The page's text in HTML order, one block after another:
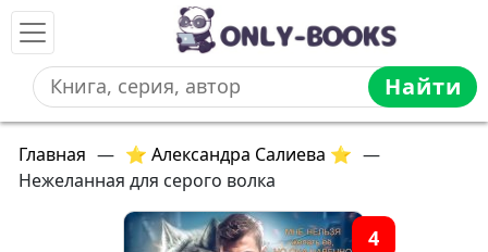
Найти
Главная — ⭐ Александра Салиева ⭐ —
Нежеланная для серого волка
4